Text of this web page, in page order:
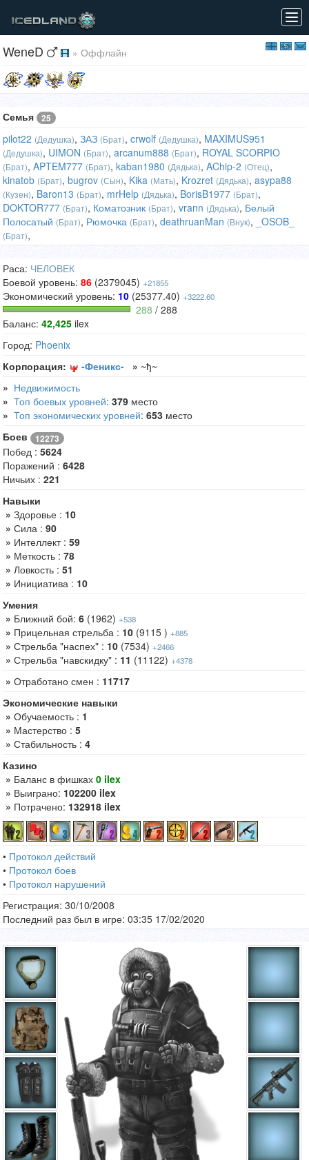
WeneD » Оффлайн
Семья 25
pilot22 (Дедушка), ЗАЗ (Брат), crwolf (Дедушка), MAXIMUS951
(Дедушка), UIMON (Брат), arcanum888 (Брат), ROYAL SCORPIO
(Брат), APTEM777 (Брат), kaban1980 (Дядька), AChip-2 (Отец),
kinatob (Брат), bugrov (Сын), Kika (Мать), Krozret (Дядька), asypa88
(Кузен), Baron13 (Брат), mrHelp (Дядька), BorisB1977 (Брат),
DOKTOR777 (Брат), Коматозник (Брат), vrann (Дядька), Белый
Полосатый (Брат), Рюмочка (Брат), deathruanMan (Внук), _OSOB_
(Брат),
Раса: ЧЕЛОВЕК
Боевой уровень: 86 (2379045) +21855
Экономический уровень: 10 (25377.40) +3222.60
288 / 288
Баланс: 42,425 ilex
Город: Phoenix
Корпорация:
-Феникс- » ~ђ~
» Недвижимость
» Топ боевых уровней: 379 место
» Топ экономических уровней: 653 место
Боев
12273
Побед : 5624
Поражений : 6428
Ничьих : 221
Навыки
» Здоровье : 10
» Сила : 90
» Интеллект : 59
» Меткость : 78
» Ловкость : 51
» Инициатива : 10
Умения
» Ближний бой: 6 (1962) +538
» Прицельная стрельба : 10 (9115 ) +885
» Стрельба "наспех" : 10 (7534) +2466
» Стрельба "навскидку" : 11 (11122) +4378
» Отработано смен : 11717
Экономические навыки
» Обучаемость : 1
» Мастерство : 5
» Стабильность : 4
Казино
» Баланс в фишках 0 ilex
» Выиграно: 102200 ilex
» Потрачено: 132918 ilex
• Протокол действий
• Протокол боев
• Протокол нарушений
Регистрация: 30/10/2008
Последний раз был в игре: 03:35 17/02/2020